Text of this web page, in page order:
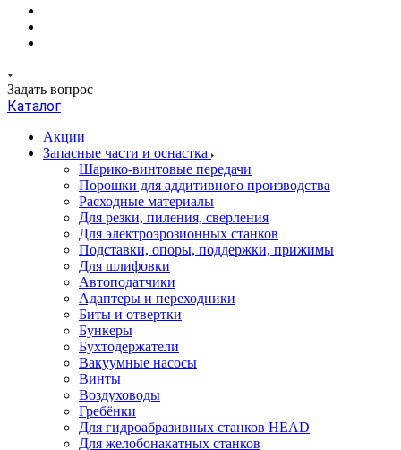
Задать вопрос
Каталог
Акции
Запасные части и оснастка
Шарико-винтовые передачи
Порошки для аддитивного производства
Расходные материалы
Для резки, пиления, сверления
Для электроэрозионных станков
Подставки, опоры, поддержки, прижимы
Для шлифовки
Автоподатчики
Адаптеры и переходники
Биты и отвертки
Бункеры
Бухтодержатели
Вакуумные насосы
Винты
Воздуховоды
Гребёнки
Для гидроабразивных станков HEAD
Для желобонакатных станков